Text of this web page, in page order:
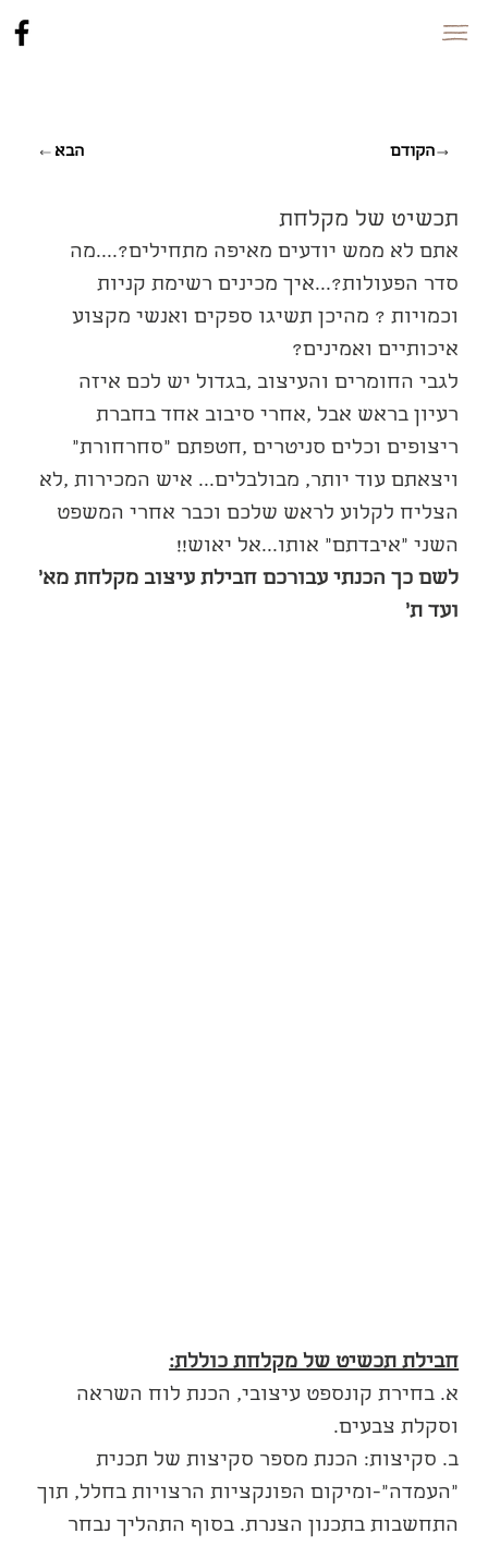
תכשיט של מקלחת
אתם לא ממש יודעים מאיפה מתחילים?....מה
סדר הפעולות?...איך מכינים רשימת קניות
וכמויות ? מהיכן תשיגו ספקים ואנשי מקצוע
איכותיים ואמינים?
לגבי החומרים והעיצוב ,בגדול יש לכם איזה
רעיון בראש אבל ,אחרי סיבוב אחד בחברת
ריצופים וכלים סניטרים ,חטפתם "סחרחורת"
ויצאתם עוד יותר, מבולבלים... איש המכירות ,לא
הצליח לקלוע לראש שלכם וכבר אחרי המשפט
השני "איבדתם" אותו...אל יאוש!!
לשם כך הכנתי עבורכם חבילת עיצוב מקלחת מא'
ועד ת'
חבילת תכשיט של מקלחת כוללת:
א. בחירת קונספט עיצובי, הכנת לוח השראה
וסקלת צבעים.
ב. סקיצות: הכנת מספר סקיצות של תכנית
"העמדה"-ומיקום הפונקציות הרצויות בחלל, תוך
התחשבות בתכנון הצנרת. בסוף התהליך נבחר
הבא הקודם